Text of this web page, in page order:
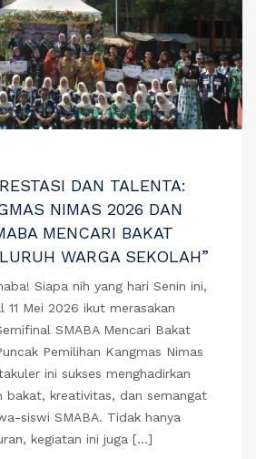
DAN TALENTA:
NIMAS 2026 DAN
MENCARI BAKAT
WARGA SEKOLAH”
Siapa nih yang hari Senin ini,
Mei 2026 ikut merasakan
SMABA Mencari Bakat
Pemilihan Kangmas Nimas
ini sukses menghadirkan
bakat, kreativitas, dan semangat
siswi SMABA. Tidak hanya
kegiatan ini juga […]